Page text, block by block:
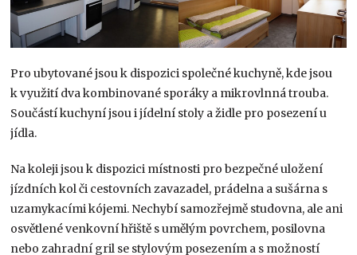
Pro ubytované jsou k dispozici společné kuchyně, kde jsou
k využití dva kombinované sporáky a mikrovlnná trouba.
Součástí kuchyní jsou i jídelní stoly a židle pro posezení u
jídla.
Na koleji jsou k dispozici místnosti pro bezpečné uložení
jízdních kol či cestovních zavazadel, prádelna a sušárna s
uzamykacími kójemi. Nechybí samozřejmě studovna, ale ani
osvětlené venkovní hřiště s umělým povrchem, posilovna
nebo zahradní gril se stylovým posezením a s možností